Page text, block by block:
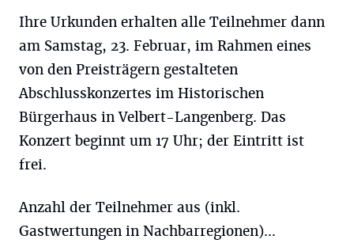
Ihre Urkunden erhalten alle Teilnehmer dann
am Samstag, 23. Februar, im Rahmen eines
von den Preisträgern gestalteten
Abschlusskonzertes im Historischen
Bürgerhaus in Velbert-Langenberg. Das
Konzert beginnt um 17 Uhr; der Eintritt ist
frei.
Anzahl der Teilnehmer aus (inkl.
Gastwertungen in Nachbarregionen)…